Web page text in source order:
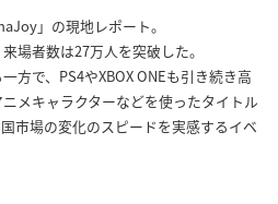
」の現地レポート。
場者数は27万人を突破した。
方で、PS4やXBOX ONEも引き続き高
メキャラクターなどを使ったタイトル
市場の変化のスピードを実感するイベ